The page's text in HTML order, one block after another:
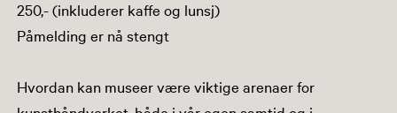
250,- (inkluderer kaffe og lunsj)
Påmelding er nå stengt
Hvordan kan museer være viktige arenaer for